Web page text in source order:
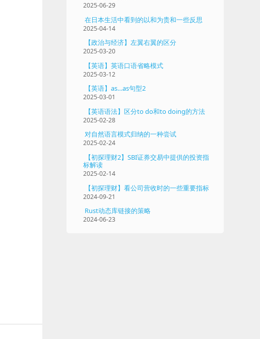
2025-06-29
在日本生活中看到的以和为贵和一些反思
2025-04-14
【政治与经济】左翼右翼的区分
2025-03-20
【英语】英语口语省略模式
2025-03-12
【英语】as…as句型2
2025-03-01
【英语语法】区分to do和to doing的方法
2025-02-28
对自然语言模式归纳的一种尝试
2025-02-24
【初探理财2】SBI证券交易中提供的投资指
标解读
2025-02-14
【初探理财】看公司营收时的一些重要指标
2024-09-21
Rust动态库链接的策略
2024-06-23